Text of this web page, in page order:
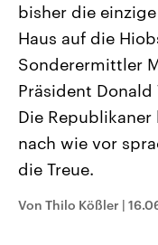
Landtagswahl
2026
Alle Informationen
Sachsen-Anhalt wählt
September 2026
Landtag. Seit 2021
Bundesland von einer
Umfragen, Prognosen,
und Hintergründe zu
und Kandidaten der
Sendungen
bisher die
Haus auf die
Sonderermittler
Präsident
Die
nach wie vor
die Treue.
Von Thilo Kößler |